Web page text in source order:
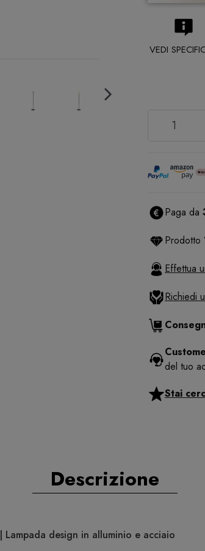
VEDI
Paga da
Prodotto
Effettua
Richiedi
del tuo
Stai
Descrizione
Lampada design in alluminio e acciaio